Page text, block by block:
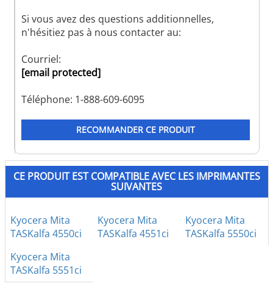
Si vous avez des questions additionnelles,
n'hésitiez pas à nous contacter au:
Courriel:
[email protected]
Téléphone: 1-888-609-6095
RECOMMANDER CE PRODUIT
CE PRODUIT EST COMPATIBLE AVEC LES IMPRIMANTES
SUIVANTES
Kyocera Mita
TASKalfa 4550ci
Kyocera Mita
TASKalfa 4551ci
Kyocera Mita
TASKalfa 5550ci
Kyocera Mita
TASKalfa 5551ci